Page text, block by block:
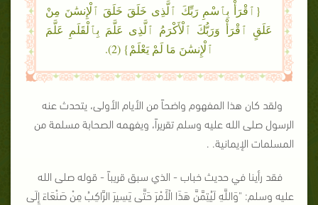
{ٱقْرَأْ بِٱسْمِ رَبِّكَ ٱلَّذِى خَلَقَ خَلَقَ ٱلْإِنسَٰنَ مِنْ
عَلَقٍ ٱقْرَأْ وَرَبُّكَ ٱلْأَكْرَمُ ٱلَّذِى عَلَّمَ بِٱلْقَلَمِ عَلَّمَ
ٱلْإِنسَٰنَ مَا لَمْ يَعْلَمْ} (2).
ولقد كان هذا المفهوم واضحاً من الأيام الأولى، يتحدث عنه
الرسول صلى الله عليه وسلم تقريراً، ويفهمه الصحابة مسلمة من
المسلمات الإيمانية. .
فقد رأينا في حديث خباب - الذي سبق قريباً - قوله صلى الله
عليه وسلم: "وَاللَّهِ لَيُتِمَّنَّ هَذَا الْأَمْرَ حَتَّى يَسِيرَ الرَّاكِبُ مِنْ صَنْعَاءَ إِلَى